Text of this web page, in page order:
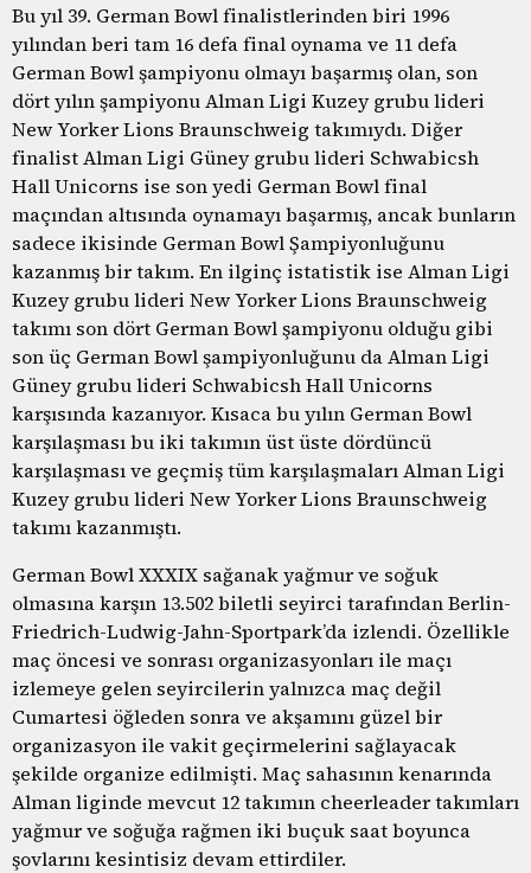
Bu yıl 39. German Bowl finalistlerinden biri 1996
yılından beri tam 16 defa final oynama ve 11 defa
German Bowl şampiyonu olmayı başarmış olan, son
dört yılın şampiyonu Alman Ligi Kuzey grubu lideri
New Yorker Lions Braunschweig takımıydı. Diğer
finalist Alman Ligi Güney grubu lideri Schwabicsh
Hall Unicorns ise son yedi German Bowl final
maçından altısında oynamayı başarmış, ancak bunların
sadece ikisinde German Bowl Şampiyonluğunu
kazanmış bir takım. En ilginç istatistik ise Alman Ligi
Kuzey grubu lideri New Yorker Lions Braunschweig
takımı son dört German Bowl şampiyonu olduğu gibi
son üç German Bowl şampiyonluğunu da Alman Ligi
Güney grubu lideri Schwabicsh Hall Unicorns
karşısında kazanıyor. Kısaca bu yılın German Bowl
karşılaşması bu iki takımın üst üste dördüncü
karşılaşması ve geçmiş tüm karşılaşmaları Alman Ligi
Kuzey grubu lideri New Yorker Lions Braunschweig
takımı kazanmıştı.
German Bowl XXXIX sağanak yağmur ve soğuk
olmasına karşın 13.502 biletli seyirci tarafından Berlin-
Friedrich-Ludwig-Jahn-Sportpark’da izlendi. Özellikle
maç öncesi ve sonrası organizasyonları ile maçı
izlemeye gelen seyircilerin yalnızca maç değil
Cumartesi öğleden sonra ve akşamını güzel bir
organizasyon ile vakit geçirmelerini sağlayacak
şekilde organize edilmişti. Maç sahasının kenarında
Alman liginde mevcut 12 takımın cheerleader takımları
yağmur ve soğuğa rağmen iki buçuk saat boyunca
şovlarını kesintisiz devam ettirdiler.